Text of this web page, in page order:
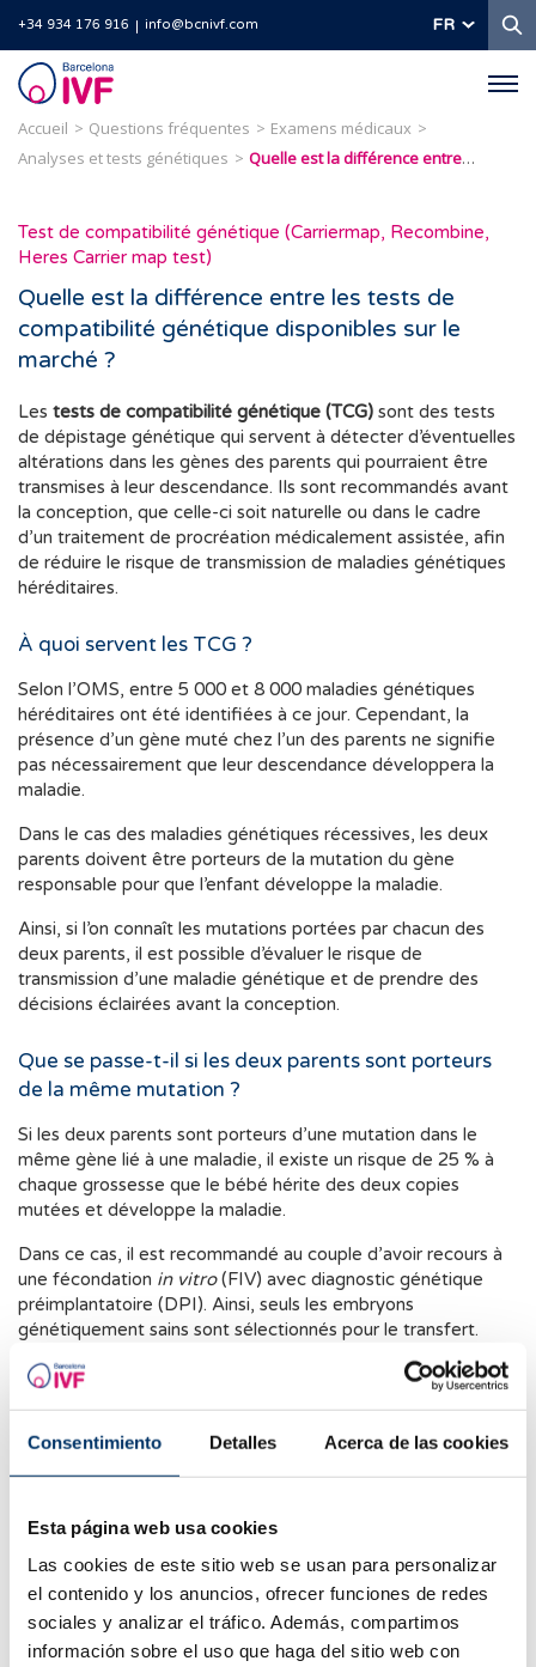
Consentimiento Detalles Acerca de las cookies
Esta página web usa cookies
Las cookies de este sitio web se usan para personalizar
el contenido y los anuncios, ofrecer funciones de redes
sociales y analizar el tráfico. Además, compartimos
información sobre el uso que haga del sitio web con
+34 934 176 916 info@bcnivf.com FR
Barcelona
IVF
Accueil Questions fréquentes
Examens médicaux
Analyses et tests génétiques
Quelle est la différence entre les tests de compatibilité génétique disponibles sur le marché ?
Test de compatibilité génétique (Carriermap, Recombine,
Heres Carrier map test)
Quelle est la différence entre les tests de
compatibilité génétique disponibles sur le
marché ?
Les tests de compatibilité génétique (TCG) sont des tests
de dépistage génétique qui servent à détecter d’éventuelles
altérations dans les gènes des parents qui pourraient être
transmises à leur descendance. Ils sont recommandés avant
la conception, que celle-ci soit naturelle ou dans le cadre
d’un traitement de procréation médicalement assistée, afin
de réduire le risque de transmission de maladies génétiques
héréditaires.
À quoi servent les TCG ?
Selon l’OMS, entre 5 000 et 8 000 maladies génétiques
héréditaires ont été identifiées à ce jour. Cependant, la
présence d’un gène muté chez l’un des parents ne signifie
pas nécessairement que leur descendance développera la
maladie.
Dans le cas des maladies génétiques récessives, les deux
parents doivent être porteurs de la mutation du gène
responsable pour que l’enfant développe la maladie.
Ainsi, si l’on connaît les mutations portées par chacun des
deux parents, il est possible d’évaluer le risque de
transmission d’une maladie génétique et de prendre des
décisions éclairées avant la conception.
Que se passe-t-il si les deux parents sont porteurs
de la même mutation ?
Si les deux parents sont porteurs d’une mutation dans le
même gène lié à une maladie, il existe un risque de 25 % à
chaque grossesse que le bébé hérite des deux copies
mutées et développe la maladie.
Dans ce cas, il est recommandé au couple d’avoir recours à
une fécondation in vitro(FIV) avec diagnostic génétique
préimplantatoire (DPI). Ainsi, seuls les embryons
génétiquement sains sont sélectionnés pour le transfert.
Une autre option consiste à faire appel à un donneur de
gamètes, qu’il s’agisse de sperme ou d’ovocytes, qui n’est
Quand le TCG est-il indiqué ?
Tout couple peut réaliser un TCG, qu’il ait ou non des
recommandé chez les couples :
ayant des antécédents familiaux de maladies
génétiques ;